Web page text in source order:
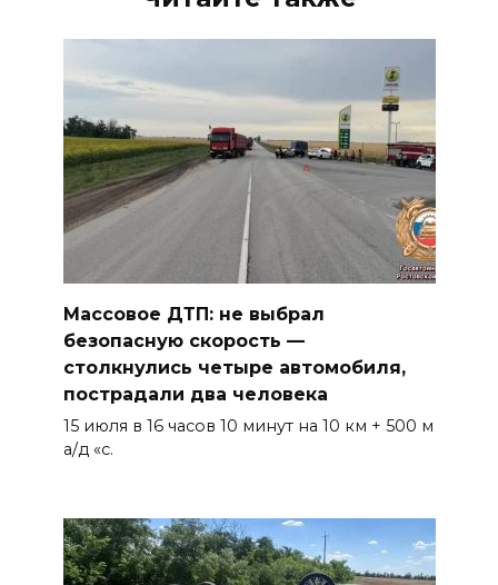
Массовое ДТП: не выбрал
безопасную скорость —
столкнулись четыре автомобиля,
пострадали два человека
15 июля в 16 часов 10 минут на 10 км + 500 м
а/д «с.